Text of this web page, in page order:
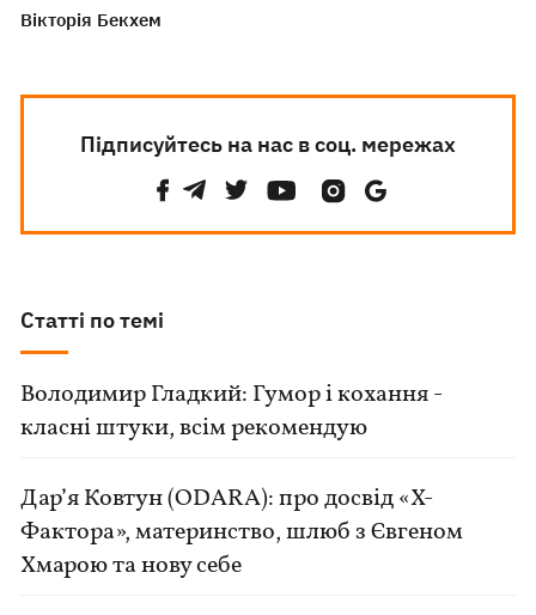
Вікторія Бекхем
Підписуйтесь на нас в соц. мережах
Статті по темі
Володимир Гладкий: Гумор і кохання -
класні штуки, всім рекомендую
Дар’я Ковтун (ODARA): про досвід «Х-
Фактора», материнство, шлюб з Євгеном
Хмарою та нову себе